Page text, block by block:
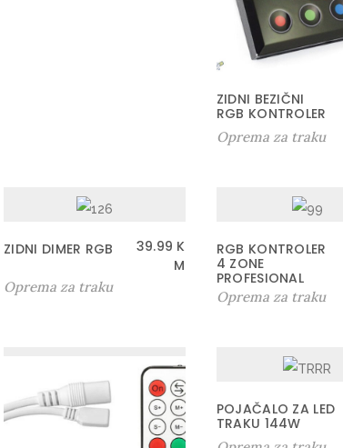
ZIDNI BEZIČNI
RGB KONTROLER
Oprema za traku
ZIDNI DIMER RGB 39.99 K
M
Oprema za traku
RGB KONTROLER
4 ZONE
PROFESIONAL
Oprema za traku
POJAČALO ZA LED
TRAKU 144W